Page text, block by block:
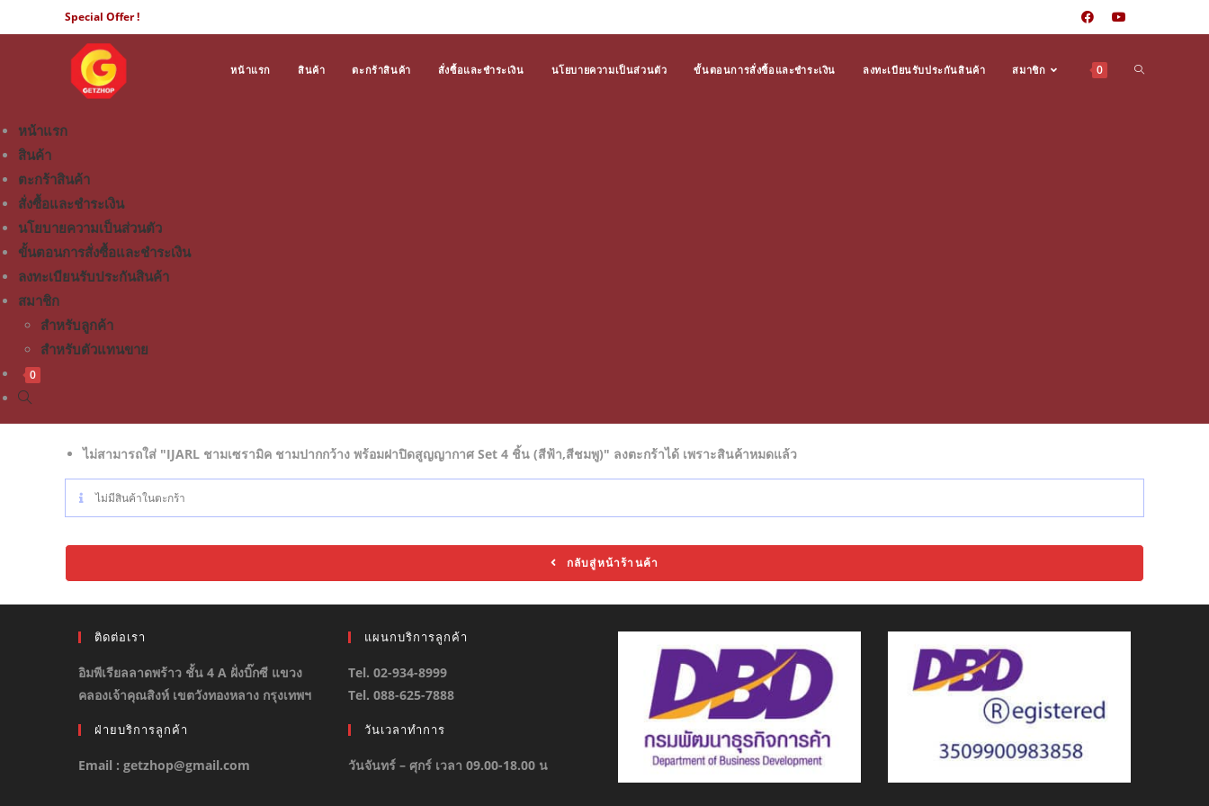
Special Offer !
หน้าแรก สินค้า ตะกร้าสินค้า สั่งซื้อและชำระเงิน นโยบายความเป็นส่วนตัว ขั้นตอนการสั่งซื้อและชำระเงิน ลงทะเบียนรับประกันสินค้า สมาชิก 0
หน้าแรก
สินค้า
ตะกร้าสินค้า
สั่งซื้อและชำระเงิน
นโยบายความเป็นส่วนตัว
ขั้นตอนการสั่งซื้อและชำระเงิน
ลงทะเบียนรับประกันสินค้า
สมาชิก
สำหรับลูกค้า
สำหรับตัวแทนขาย
0
ไม่สามารถใส่ "IJARL ชามเซรามิค ชามปากกว้าง พร้อมฝาปิดสูญญากาศ Set 4 ชิ้น (สีฟ้า,สีชมพู)" ลงตะกร้าได้ เพราะสินค้าหมดแล้ว
ไม่มีสินค้าในตะกร้า
กลับสู่หน้าร้านค้า
ติดต่อเรา
อิมพีเรียลลาดพร้าว ชั้น 4 A ฝั่งบิ๊กซี แขวง
คลองเจ้าคุณสิงห์ เขตวังทองหลาง กรุงเทพฯ
ฝ่ายบริการลูกค้า
Email : getzhop@gmail.com
แผนกบริการลูกค้า
Tel. 02-934-8999
Tel. 088-625-7888
วันเวลาทำการ
วันจันทร์ – ศุกร์ เวลา 09.00-18.00 น